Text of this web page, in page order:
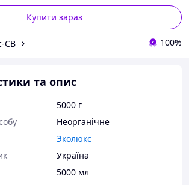
Купити зараз
СВ 100%
та опис
5000 г
Неорганічне
Эколюкс
Україна
5000 мл